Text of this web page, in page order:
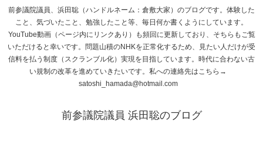
前参議院議員、浜田聡（ハンドルネーム：倉敷大家）のブログです。体験した
こと、気づいたこと、勉強したこと等、毎日何か書くようにしています。
YouTube動画（ページ内にリンクあり）も頻回に更新しており、そちらもご覧
いただけると幸いです。問題山積のNHKを正常化するため、見たい人だけが受
信料を払う制度（スクランブル化）実現を目指しています。時代に合わない古
い規制の改革を進めていきたいです。私への連絡先はこちら→
satoshi_hamada@hotmail.com
前参議院議員 浜田聡のブログ